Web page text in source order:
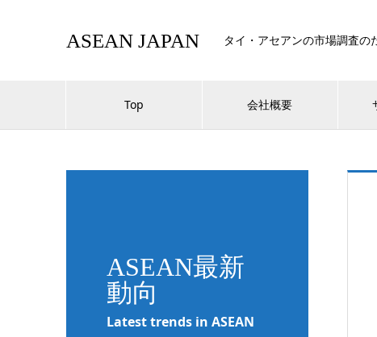
ASEAN JAPAN タイ・アセアンの市場調査の
Top 会社概要
ASEAN最新
動向
Latest trends in ASEAN